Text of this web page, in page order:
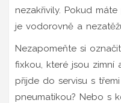
nezakřivily. Pokud
je vodorovně a
Nezapomeňte si
fixkou, které jsou zimní
přijde do servisu s
pneumatikou? Nebo s